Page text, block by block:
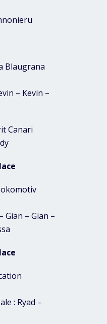
Blaugrana
– Kevin –
Canari
Gian – Gian –
: Ryad –